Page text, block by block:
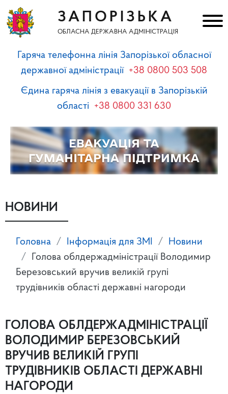
ЗАПОРІЗЬКА
ОБЛАСНА ДЕРЖАВНА АДМІНІСТРАЦІЯ
Гаряча телефонна лінія Запорізької обласної
державної адміністрації +38 0800 503 508
Єдина гаряча лінія з евакуації в Запорізькій
області +38 0800 331 630
НОВИНИ
Головна Інформація для ЗМІ
Новини
Голова облдержадміністрації Володимир
Березовський вручив великій групі
трудівників області державні нагороди
ГОЛОВА ОБЛДЕРЖАДМІНІСТРАЦІЇ
ВОЛОДИМИР БЕРЕЗОВСЬКИЙ
ВРУЧИВ ВЕЛИКІЙ ГРУПІ
ТРУДІВНИКІВ ОБЛАСТІ ДЕРЖАВНІ
НАГОРОДИ